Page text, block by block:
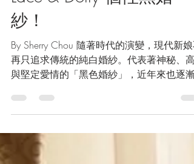
Lace & Dolly 個性黑婚
紗！
By Sherry Chou 隨著時代的演變，現代新娘
再只追求傳統的純白婚紗。代表著神秘、高
與堅定愛情的「黑色婚紗」，近年來也逐漸
為許多個性女孩的選擇。 如果你也正在尋找
能錯過這篇！今天我們精選了 Lace & Dolly
受歡迎的 6 款黑婚紗，帶你一窺黑色禮服如